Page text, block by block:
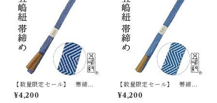
【数量限定セール】 帯締
め 五嶋紐 江戸組紐 帯
〆 おびじめ 正絹 日本
¥4,200
【数量限定セール】 帯締
め 五嶋紐 江戸組紐 帯
〆 おびじめ 正絹 日本
¥4,200